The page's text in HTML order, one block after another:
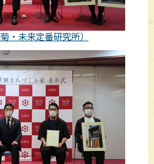
・未来定番研究所）